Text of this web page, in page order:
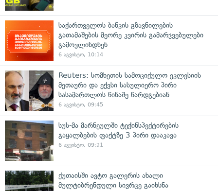
საქართველოს ბანკის გზავნილების
გათამაშების მეორე კვირის გამარჯვებულები
გამოვლინდნენ
6 აგვისტო, 10:14
Reuters: სომხეთის სამოციქულო ეკლესიის
მეთაური და ექვსი სასულიერო პირი
სასამართლოს წინაშე წარდგებიან
6 აგვისტო, 09:45
სუს-მა მარნეულში ტექინსპექტირების
გაყალბების ფაქტზე 3 პირი დააკავა
6 აგვისტო, 09:21
ქუთაისში ავტო გალერის ახალი
მულტიბრენდული სივრცე გაიხსნა